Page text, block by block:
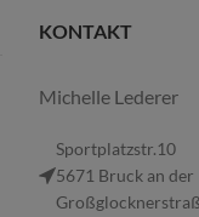
KONTAKT
Michelle Lederer
Sportplatzstr.10
5671 Bruck an der